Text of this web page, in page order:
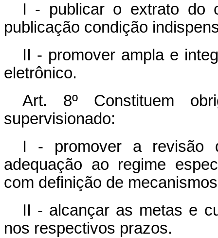
I - publicar o extrato do
publicação condição
II - promover ampla e
eletrônico.
Art. 8º Constituem
supervisionado:
I - promover a revisão
adequação ao regime
com definição de
II - alcançar as metas e
nos respectivos prazos.